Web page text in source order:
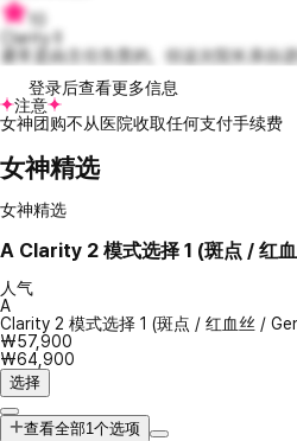
10
Clarity II
通常是由主任负责的，但这次院长亲自
登录后查看更多信息
注意
女神团购不从医院收取任何支付手续费
女神精选
女神精选
A Clarity 2 模式选择 1 (斑点 / 红
人气
A
Clarity 2 模式选择 1 (斑点 / 红血丝 /
₩57,900
₩64,900
选择
查看全部1个选项